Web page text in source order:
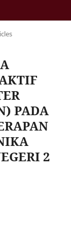
PADA
2